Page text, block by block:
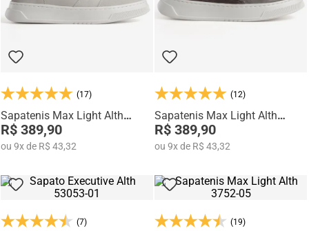
(17)
Sapatenis Max Light Alth
3751-03
R$ 389,90
ou 9xde R$ 43,32
(12)
Sapatenis Max Light Alth
3752-01
R$ 389,90
ou 9xde R$ 43,32
(7) (19)